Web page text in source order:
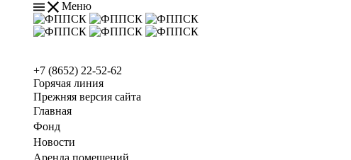
Меню
+7 (8652) 22-52-62
Горячая линия
Прежняя версия сайта
Главная
Фонд
Новости
Аренда помещений